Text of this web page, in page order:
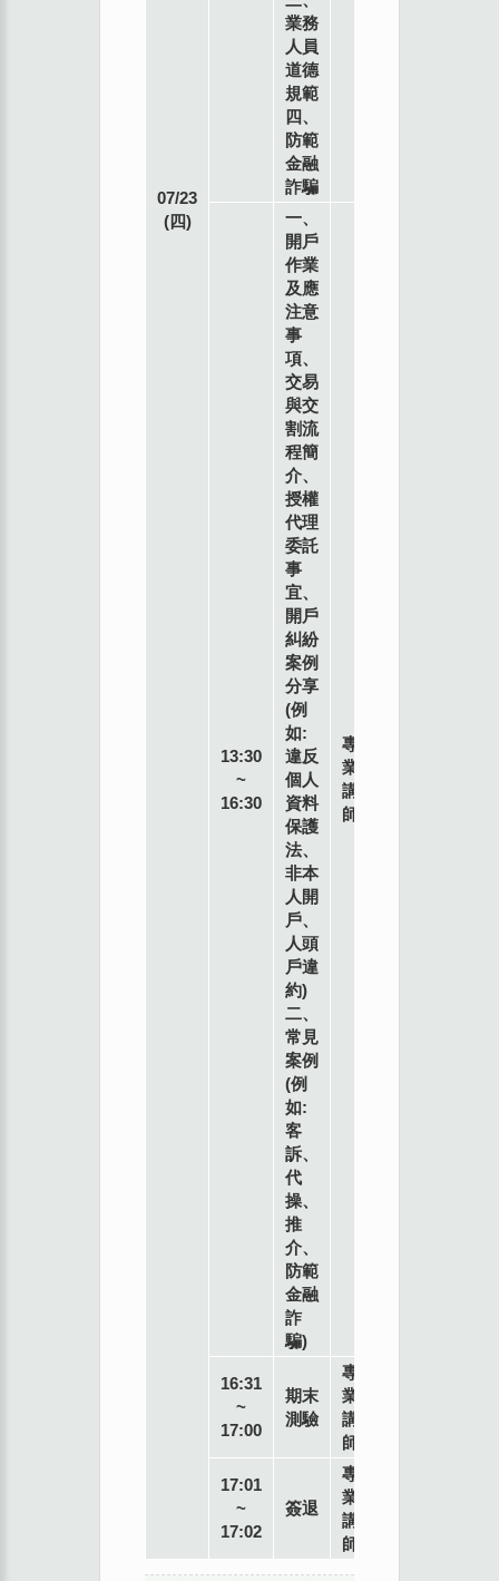
07/23
(四)
業務
人員
道德
規範
四、
防範
金融
詐騙
13:30
~
16:30
一、
開戶
作業
及應
注意
事
項、
交易
與交
割流
程簡
介、
授權
代理
委託
事
宜、
開戶
糾紛
案例
分享
(例
如:
違反
個人
資料
保護
法、
非本
人開
戶、
人頭
戶違
約)
二、
常見
案例
(例
如:
客
訴、
代
操、
推
介、
防範
金融
詐
騙)
專
業
講
師
16:31
~
17:00
期末
測驗
專
業
講
師
17:01
~
17:02
簽退
專
業
講
師